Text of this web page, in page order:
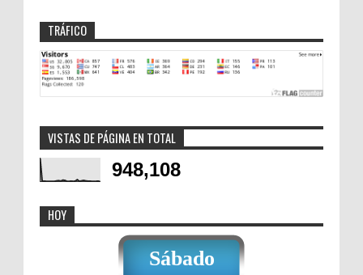
TRÁFICO
VISTAS DE PÁGINA EN TOTAL
948,108
HOY
Sábado